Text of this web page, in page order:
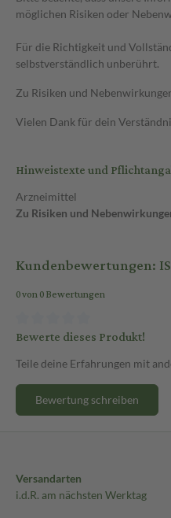
möglichen Risiken oder
Für die Richtigkeit und
selbstverständlich unberührt.
Zu Risiken und
Vielen Dank für dein
Hinweistexte und
Arzneimittel
Zu Risiken und
Kundenbewertungen:
0 von 0 Bewertungen
Bewerte dieses Produkt!
Teile deine Erfahrungen mit
Bewertung schreiben
Versandarten
i.d.R. am nächsten Werktag